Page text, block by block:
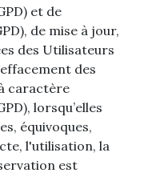
et de
de mise à jour,
des Utilisateurs
des
caractère
lorsqu’elles
équivoques,
l'utilisation, la
est